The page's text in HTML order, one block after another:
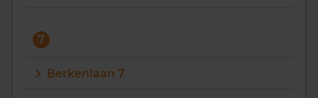
7
Berkenlaan 7